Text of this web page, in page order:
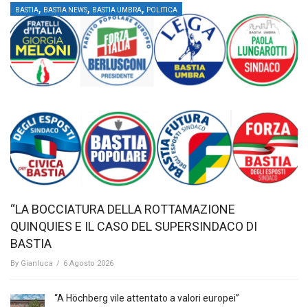
BASTIA, BASTIA NEWS, BASTIA UMBRA, POLITICA
“LA BOCCIATURA DELLA ROTTAMAZIONE
QUINQUIES E IL CASO DEL SUPERSINDACO DI
BASTIA
By Gianluca / 6 Agosto 2026
“A Höchberg vile attentato a valori europei”